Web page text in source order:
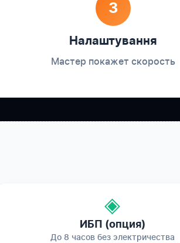
3
Налаштування
Мастер покажет скорость
◈
ИБП (опция)
До 8 часов без электричества